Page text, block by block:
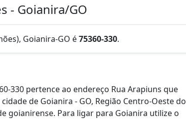
- Goianira/GO
Goianira-GO é75360-330.
330 pertence ao endereço Rua Arapiuns que
de Goianira - GO, Região Centro-Oeste do
goianirense. Para ligar para Goianira utilize o